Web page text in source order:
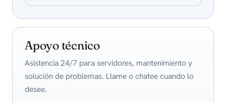
Apoyo técnico
Asistencia 24/7 para servidores, mantenimiento y
solución de problemas. Llame o chatee cuando lo
desee.